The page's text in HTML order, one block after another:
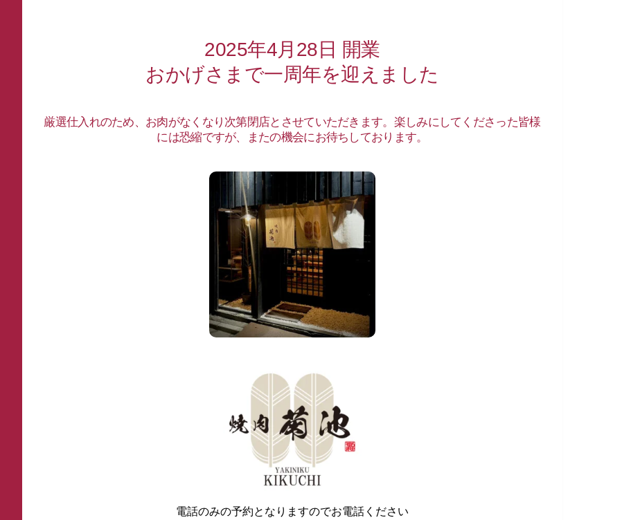
2025年4月28日 開業
おかげさまで一周年を迎えました
厳選仕入れのため、お肉がなくなり次第閉店とさせていただきます。楽しみにしてくださった皆様
には恐縮ですが、またの機会にお待ちしております。
電話のみの予約となりますのでお電話ください